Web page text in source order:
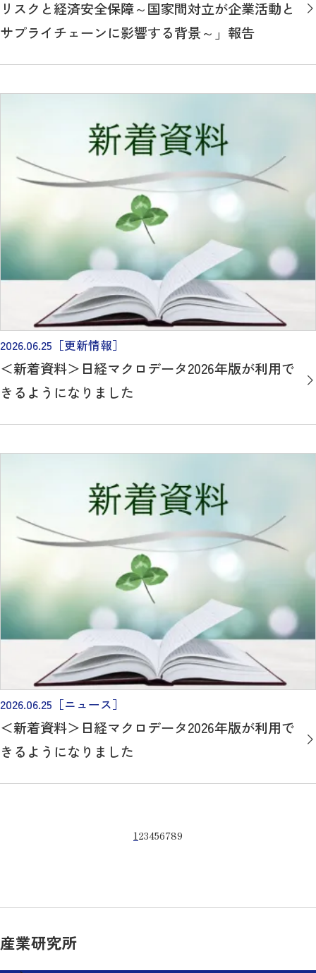
リスクと経済安全保障～国家間対立が企業活動と
サプライチェーンに影響する背景～」報告
2026.06.25 ［更新情報］
＜新着資料＞日経マクロデータ2026年版が利用で
きるようになりました
2026.06.25 ［ニュース］
＜新着資料＞日経マクロデータ2026年版が利用で
きるようになりました
123456789
産業研究所